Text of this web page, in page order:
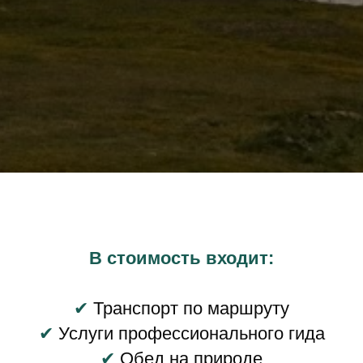
В стоимость входит:
✔ Транспорт по маршруту
✔ Услуги профессионального гида
✔ Обед на природе